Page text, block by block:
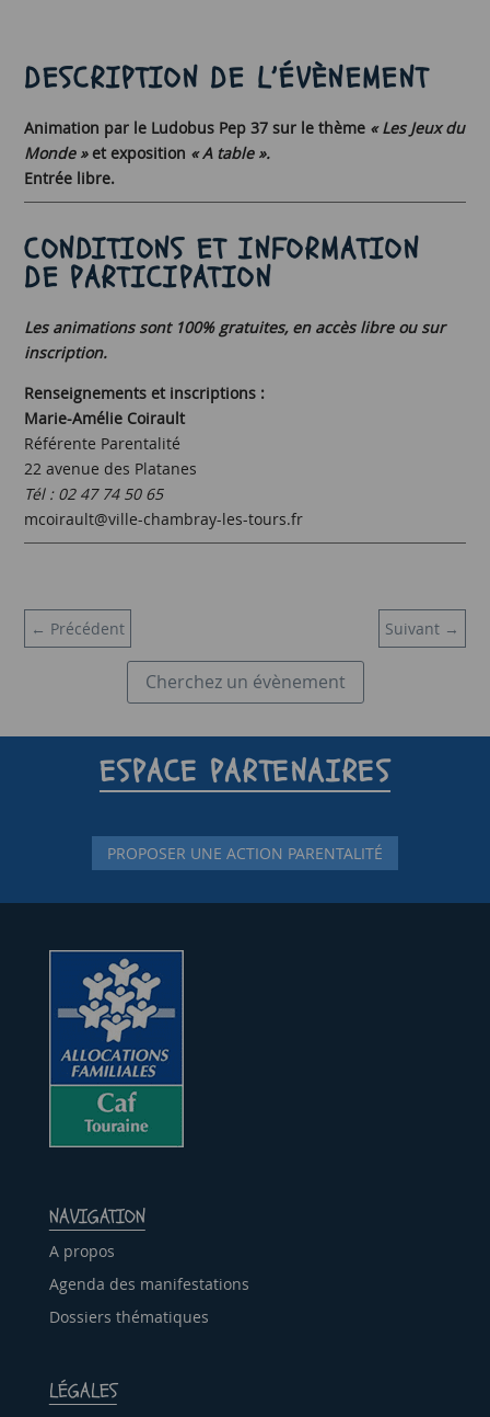
DESCRIPTION DE L’ÉVÈNEMENT
Animation par le Ludobus Pep 37 sur le thème « Les Jeux du
Monde »et exposition « A table ».
Entrée libre.
CONDITIONS ET INFORMATION
DE PARTICIPATION
Les animations sont 100% gratuites, en accès libre ou sur
inscription.
Renseignements et inscriptions :
Marie-Amélie Coirault
Référente Parentalité
22 avenue des Platanes
Tél : 02 47 74 50 65
mcoirault@ville-chambray-les-tours.fr
← Précédent Suivant→
Cherchez un évènement
ESPACE PARTENAIRES
PROPOSER UNE ACTION PARENTALITÉ
NAVIGATION
A propos
Agenda des manifestations
Dossiers thématiques
LÉGALES